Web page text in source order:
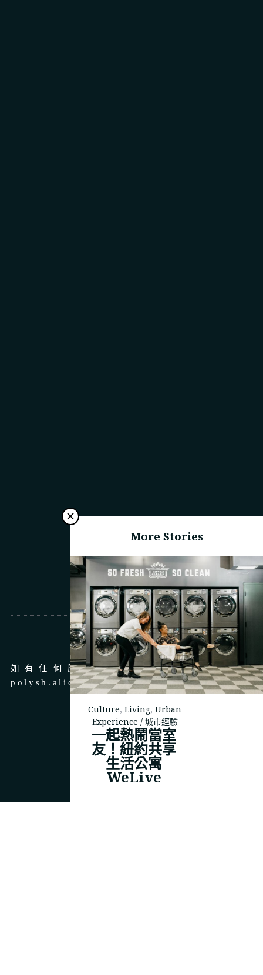
More Stories
Culture,Living,Urban
Experience / 城市經驗
一起熱鬧當室
友！紐約共享
生活公寓
WeLive
商務合作
如有任何廣告、商務合作，請 email 至
polysh.alice@gmail.com
© 2023THEPOLYSH.COM
BACK TO TOP